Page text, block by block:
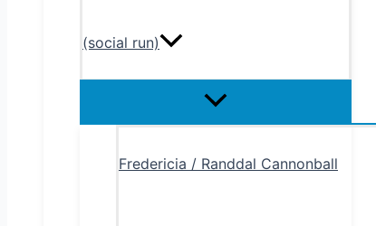
(social run)
Menu
Fredericia / Randdal Cannonball